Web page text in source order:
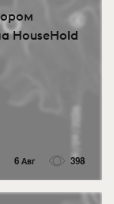
HouseHold
6 Авг 398